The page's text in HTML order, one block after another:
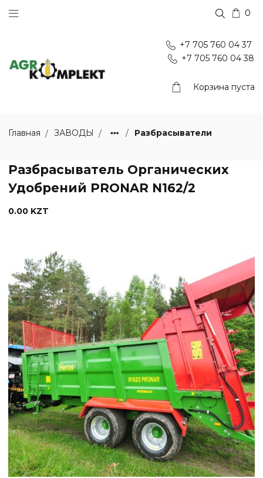
0
+7 705 760 04 37
+7 705 760 04 38
Корзина пуста
Главная ЗАВОДЫ Разбрасыватели
Разбрасыватель Органических
Удобрений PRONAR N162/2
0.00 KZT